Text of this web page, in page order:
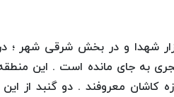
شهدا و در بخش شرقی شهر
به جای مانده است . این
کاشان معروفند . دو گنبد از